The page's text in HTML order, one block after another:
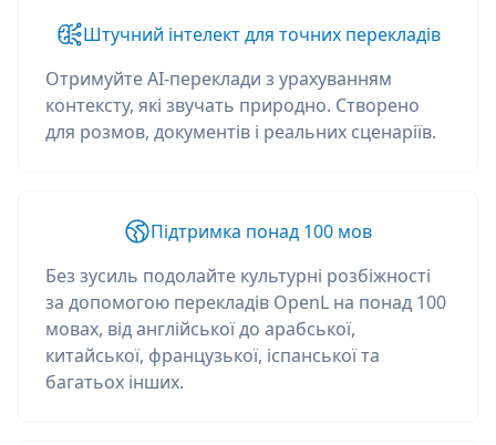
Штучний інтелект для точних перекладів
Отримуйте AI-переклади з урахуванням
контексту, які звучать природно. Створено
для розмов, документів і реальних сценаріїв.
Підтримка понад 100 мов
Без зусиль подолайте культурні розбіжності
за допомогою перекладів OpenL на понад 100
мовах, від англійської до арабської,
китайської, французької, іспанської та
багатьох інших.